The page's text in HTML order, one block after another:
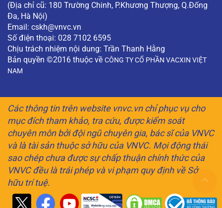
(Địa chỉ cũ: 180 Trường Chinh, P.Khương Thượng, Q.Đống
Đa, Hà Nội)
Email: cskh@vnvc.vn
Số điện thoại: 028 7102 6595
Chịu trách nhiệm nội dung: Trần Thanh Hằng
Bản quyền ©2016 thuộc về CÔNG TY CỔ PHẦN VACXIN VIỆT
NAM
Các thông tin trên website vnvc.vn chỉ phục vụ cho
mục đích tham khảo, tra cứu, được kiểm soát
chuyên môn bởi đội ngũ chuyên gia, bác sĩ của VNVC
và là tài sản thuộc sở hữu của VNVC. Mọi động thái
sao chép chưa được sự chấp thuận chính thức của
VNVC đều là trái phép và vi phạm quy định về Sở
hữu trí tuệ.